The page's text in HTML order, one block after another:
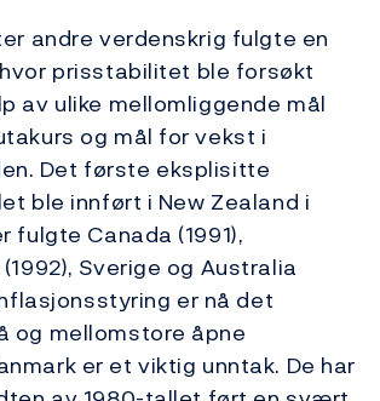
andre verdenskrig fulgte en
prisstabilitet ble forsøkt
av ulike mellomliggende mål
og mål for vekst i
Det første eksplisitte
ble innført i New Zealand i
fulgte Canada (1991),
Sverige og Australia
er nå det
og mellomstore åpne
er et viktig unntak. De har